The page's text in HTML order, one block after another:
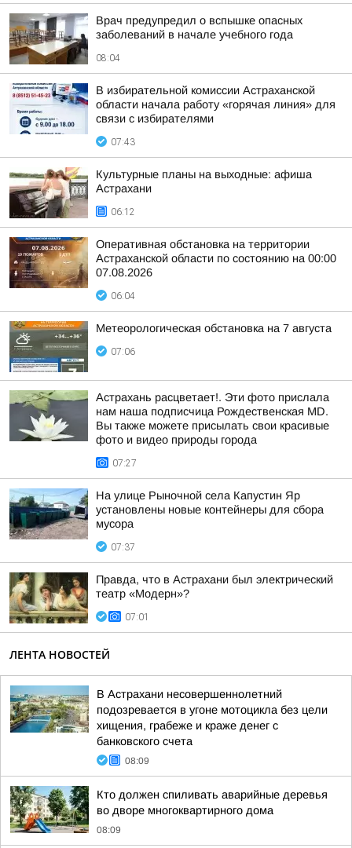
Врач предупредил о вспышке опасных
заболеваний в начале учебного года
08:04
В избирательной комиссии Астраханской
области начала работу «горячая линия» для
связи с избирателями
07:43
Культурные планы на выходные: афиша
Астрахани
06:12
Оперативная обстановка на территории
Астраханской области по состоянию на 00:00
07.08.2026
06:04
Метеорологическая обстановка на 7 августа
07:06
Астрахань расцветает!. Эти фото прислала
нам наша подписчица Рождественская MD.
Вы также можете присылать свои красивые
фото и видео природы города
07:27
На улице Рыночной села Капустин Яр
установлены новые контейнеры для сбора
мусора
07:37
Правда, что в Астрахани был электрический
театр «Модерн»?
07:01
ЛЕНТА НОВОСТЕЙ
В Астрахани несовершеннолетний
подозревается в угоне мотоцикла без цели
хищения, грабеже и краже денег с
банковского счета
08:09
Кто должен спиливать аварийные деревья
во дворе многоквартирного дома
08:09